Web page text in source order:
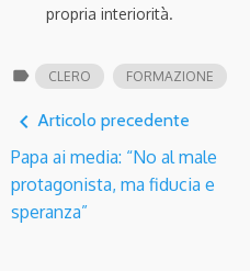
propria interiorità.
label CLERO FORMAZIONE
navigate_before Articolo precedente
Papa ai media: “No al male
protagonista, ma fiducia e
speranza”